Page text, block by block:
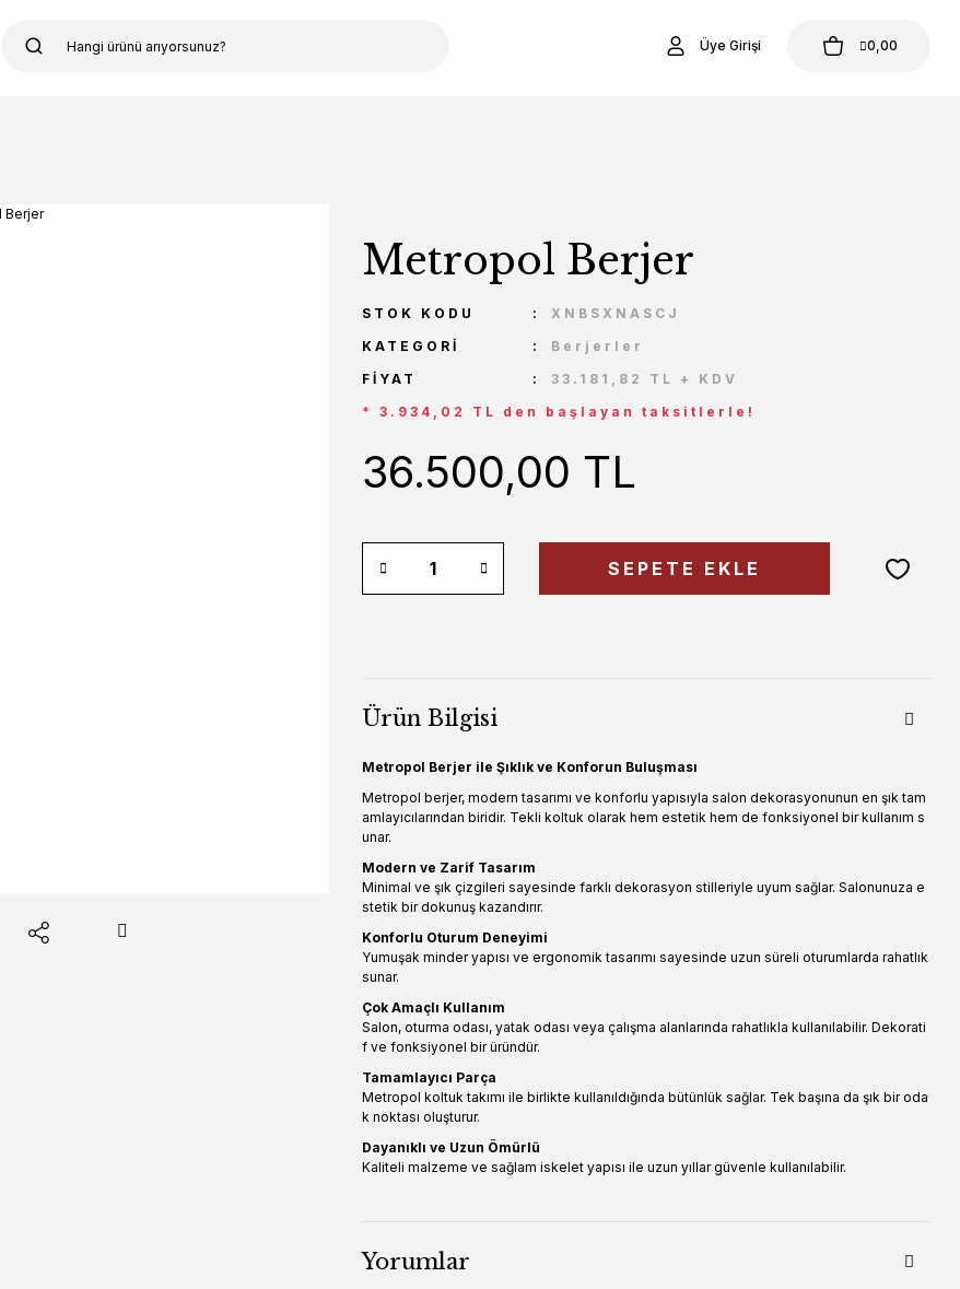
Üye Girişi 0,00
Metropol Berjer
STOK KODU
XNBSXNASCJ
KATEGORI
Berjerler
FIYAT
33.181,82 TL + KDV
* 3.934,02 TL den başlayan taksitlerle!
36.500,00 TL
SEPETE EKLE
Ürün Bilgisi
Metropol Berjer ile Şıklık ve Konforun Buluşması
Metropol berjer, modern tasarımı ve konforlu yapısıyla salon dekorasyonunun en şık tam
amlayıcılarından biridir. Tekli koltuk olarak hem estetik hem de fonksiyonel bir kullanım s
unar.
Modern ve Zarif Tasarım
Minimal ve şık çizgileri sayesinde farklı dekorasyon stilleriyle uyum sağlar. Salonunuza e
stetik bir dokunuş kazandırır.
Konforlu Oturum Deneyimi
Yumuşak minder yapısı ve ergonomik tasarımı sayesinde uzun süreli oturumlarda rahatlık
sunar.
Çok Amaçlı Kullanım
Salon, oturma odası, yatak odası veya çalışma alanlarında rahatlıkla kullanılabilir. Dekorati
f ve fonksiyonel bir üründür.
Tamamlayıcı Parça
Metropol koltuk takımı ile birlikte kullanıldığında bütünlük sağlar. Tek başına da şık bir oda
k noktası oluşturur.
Dayanıklı ve Uzun Ömürlü
Kaliteli malzeme ve sağlam iskelet yapısı ile uzun yıllar güvenle kullanılabilir.
Yorumlar